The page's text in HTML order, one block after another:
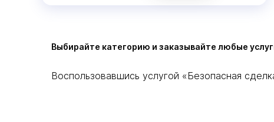
Выбирайте категорию и заказывайте любые
Воспользовавшись услугой «Безопасная